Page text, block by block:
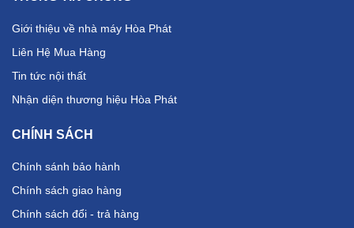
Giới thiệu về nhà máy Hòa Phát
Liên Hệ Mua Hàng
Tin tức nội thất
Nhận diện thương hiệu Hòa Phát
CHÍNH SÁCH
Chính sánh bảo hành
Chính sách giao hàng
Chính sách đổi - trả hàng